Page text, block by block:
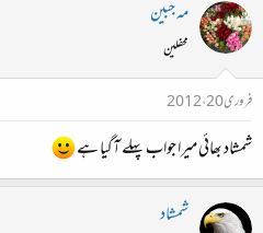
مہ جبین
محفلین
فروری 20، 2012
شمشاد بھائی میرا جواب پہلے آگیا ہے
شمشاد